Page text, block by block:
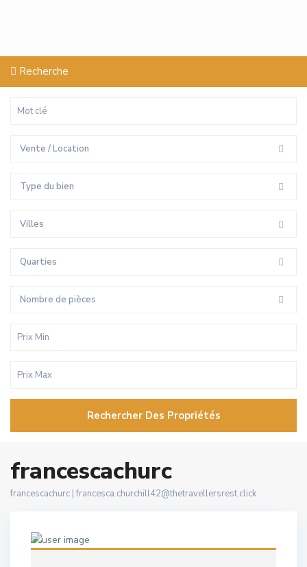
Recherche
Vente / Location
Type du bien
Villes
Quarties
Nombre de pièces
Rechercher Des Propriétés
francescachurc
francescachurc |francesca.churchill42@thetravellersrest.click